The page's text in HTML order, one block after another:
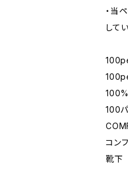
・当
して
100%
100
コン
靴下